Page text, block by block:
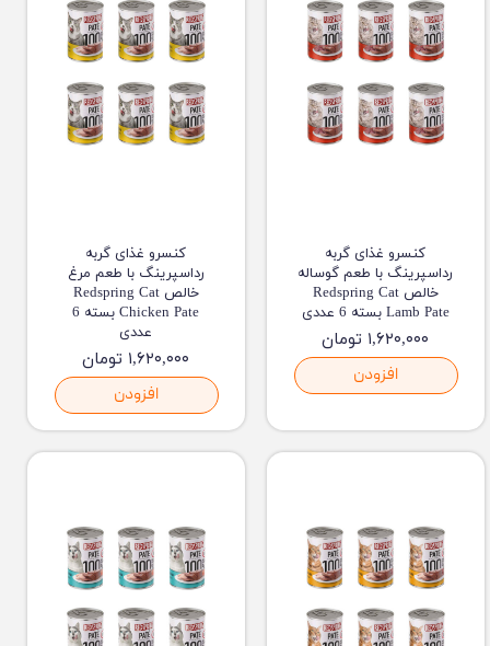
کنسرو غذای گربه
رداسپرینگ با طعم گوساله
خالص Redspring Cat
Lamb Pate بسته 6 عددی
۱,۶۲۰,۰۰۰ تومان
افزودن
کنسرو غذای گربه
رداسپرینگ با طعم مرغ
خالص Redspring Cat
Chicken Pate بسته 6
عددی
۱,۶۲۰,۰۰۰ تومان
افزودن